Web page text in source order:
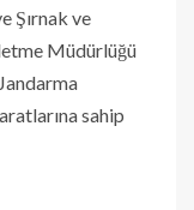
Şırnak ve
Müdürlüğü
sahip